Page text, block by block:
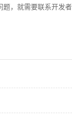
题，就需要联系开发